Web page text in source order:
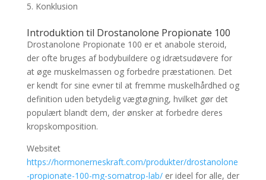
Konklusion
Introduktion til Drostanolone Propionate 100
Drostanolone Propionate 100 er et anabole steroid,
der ofte bruges af bodybuildere og idrætsudøvere for
at øge muskelmassen og forbedre præstationen. Det
er kendt for sine evner til at fremme muskelhårdhed og
definition uden betydelig vægtøgning, hvilket gør det
populært blandt dem, der ønsker at forbedre deres
kropskomposition.
Websitet
https://hormonerneskraft.com/produkter/drostanolone
-propionate-100-mg-somatrop-lab/er ideel for alle, der